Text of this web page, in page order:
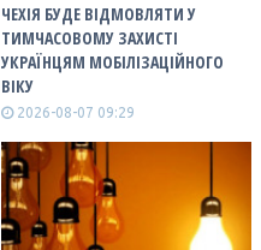
ЧЕХІЯ БУДЕ ВІДМОВЛЯТИ У
ТИМЧАСОВОМУ ЗАХИСТІ
УКРАЇНЦЯМ МОБІЛІЗАЦІЙНОГО
ВІКУ
2026-08-07 09:29